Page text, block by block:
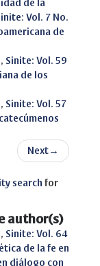
de la
Vol. 7 No.
de
, Sinite: Vol. 59
de los
, Sinite: Vol. 57
Next →
search for
author(s)
, Sinite: Vol. 64
de la fe en
diálogo con